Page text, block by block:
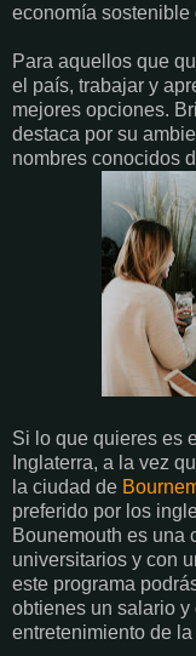
economía sostenible
Para aquellos que
el país, trabajar y
mejores opciones.
destaca por su
nombres conocidos
Si lo que quieres es
Inglaterra, a la vez
la ciudad de
preferido por los
Bounemouth es una
universitarios y con
este programa
obtienes un salario y
entretenimiento de